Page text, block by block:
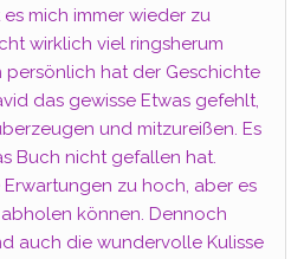
mich immer wieder zu
wirklich viel ringsherum
persönlich hat der Geschichte
das gewisse Etwas gefehlt,
und mitzureißen. Es
Buch nicht gefallen hat.
zu hoch, aber es
können. Dennoch
auch die wundervolle Kulisse